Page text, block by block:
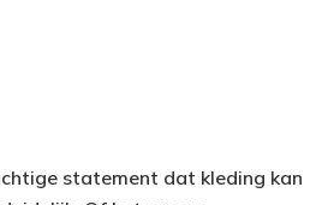
statement dat kleding kan